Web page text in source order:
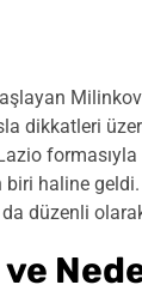
dikkatleri
haline
da düzenli